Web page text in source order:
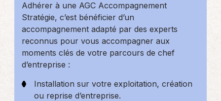
Adhérer à une AGC Accompagnement
Stratégie, c’est bénéficier d’un
accompagnement adapté par des experts
reconnus pour vous accompagner aux
moments clés de votre parcours de chef
d’entreprise :
Installation sur votre exploitation, création
ou reprise d’entreprise.